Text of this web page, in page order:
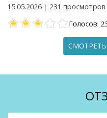
15.05.2026 | 231 просмотров
Голосов: